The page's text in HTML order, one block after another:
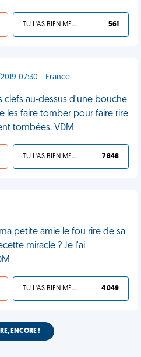
TU L'AS BIEN MÉRITÉ 561
07:30 - France
clefs au-dessus d'une bouche
les faire tomber pour faire rire
tombées. VDM
TU L'AS BIEN MÉRITÉ 7 848
petite amie le fou rire de sa
miracle ? Je l'ai
TU L'AS BIEN MÉRITÉ 4 049
ENCORE !